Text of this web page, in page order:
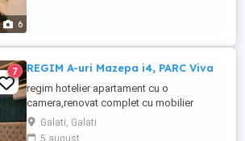
6
7 REGIM A-uri Mazepa i4, PARC Viva
regim hotelier apartament cu o
camera,renovat complet cu mobilier
nou.Este utliat cu WIFI,AC tip
inverter,bucatarie complet utilata.
Galati, Galati
5 august